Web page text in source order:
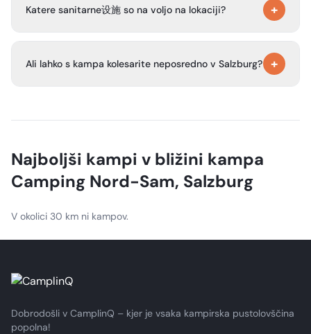
pa so tudi ležalniki, stoli in senčniki. V poletnih mesecih je
Katere sanitarne设施 so na voljo na lokaciji? +
umivanje, previjalna miza za dojenčke, likalna miza, korita
za pomivanje posode, korita za pranje perila, pralni stroj in
Ali lahko s kampa kolesarite neposredno v Salzburg? +
vodi ob reki Salzach neposredno v središče. Kamp ponuja
Najboljši kampi v bližini kampa
Camping Nord-Sam, Salzburg
V okolici 30 km ni kampov.
Dobrodošli v CamplinQ – kjer je vsaka kampirska pustolovščina
popolna!